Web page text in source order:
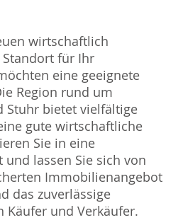
wirtschaftlich
für Ihr
eine geeignete
Region rund um
Stuhr bietet vielfältige
gute wirtschaftliche
Sie in eine
lassen Sie sich von
Immobilienangebot
das zuverlässige
Käufer und Verkäufer.